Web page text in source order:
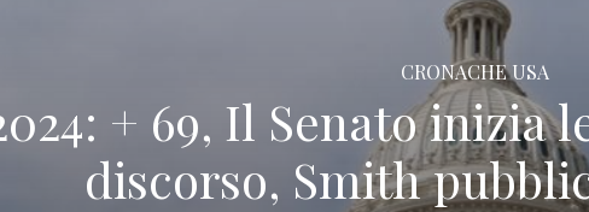
CRONACHE USA
+ 69, Il Senato inizia
discorso, Smith